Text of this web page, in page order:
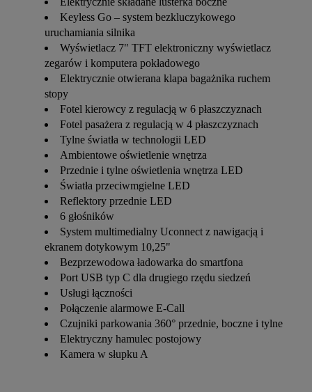
Keyless Go – system bezkluczykowego
uruchamiania silnika
Wyświetlacz 7" TFT elektroniczny wyświetlacz
zegarów i komputera pokładowego
Elektrycznie otwierana klapa bagażnika ruchem
stopy
Fotel kierowcy z regulacją w 6 płaszczyznach
Fotel pasażera z regulacją w 4 płaszczyznach
Tylne światła w technologii LED
Ambientowe oświetlenie wnętrza
Przednie i tylne oświetlenia wnętrza LED
Światła przeciwmgielne LED
Reflektory przednie LED
6 głośników
System multimedialny Uconnect z nawigacją i
ekranem dotykowym 10,25"
Bezprzewodowa ładowarka do smartfona
Port USB typ C dla drugiego rzędu siedzeń
Usługi łączności
Połączenie alarmowe E-Call
Czujniki parkowania 360° przednie, boczne i tylne
Elektryczny hamulec postojowy
Kamera w słupku A